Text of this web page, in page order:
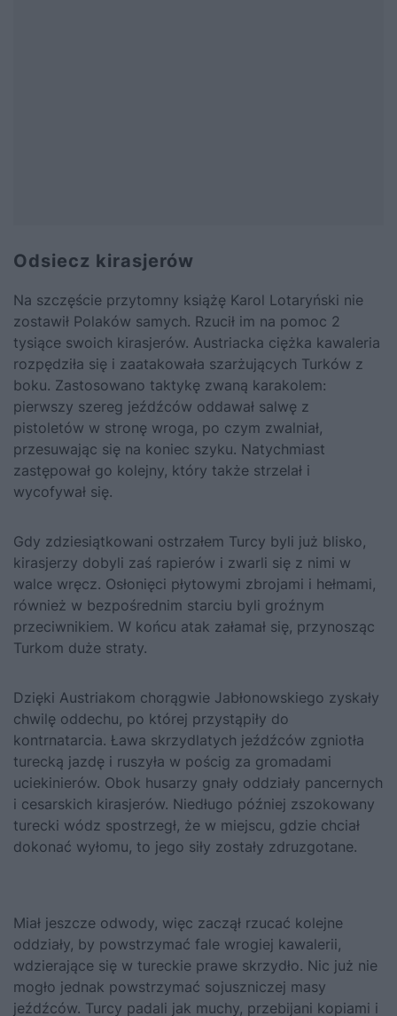
Odsiecz kirasjerów
Na szczęście przytomny książę Karol Lotaryński nie
zostawił Polaków samych. Rzucił im na pomoc 2
tysiące swoich kirasjerów. Austriacka ciężka kawaleria
rozpędziła się i zaatakowała szarżujących Turków z
boku. Zastosowano taktykę zwaną karakolem:
pierwszy szereg jeźdźców oddawał salwę z
pistoletów w stronę wroga, po czym zwalniał,
przesuwając się na koniec szyku. Natychmiast
zastępował go kolejny, który także strzelał i
wycofywał się.
Gdy zdziesiątkowani ostrzałem Turcy byli już blisko,
kirasjerzy dobyli zaś rapierów i zwarli się z nimi w
walce wręcz. Osłonięci płytowymi zbrojami i hełmami,
również w bezpośrednim starciu byli groźnym
przeciwnikiem. W końcu atak załamał się, przynosząc
Turkom duże straty.
Dzięki Austriakom chorągwie Jabłonowskiego zyskały
chwilę oddechu, po której przystąpiły do
kontrnatarcia. Ława skrzydlatych jeźdźców zgniotła
turecką jazdę i ruszyła w pościg za gromadami
uciekinierów. Obok husarzy gnały oddziały pancernych
i cesarskich kirasjerów. Niedługo później zszokowany
turecki wódz spostrzegł, że w miejscu, gdzie chciał
dokonać wyłomu, to jego siły zostały zdruzgotane.
Miał jeszcze odwody, więc zaczął rzucać kolejne
oddziały, by powstrzymać fale wrogiej kawalerii,
wdzierające się w tureckie prawe skrzydło. Nic już nie
mogło jednak powstrzymać sojuszniczej masy
jeźdźców. Turcy padali jak muchy, przebijani kopiami i